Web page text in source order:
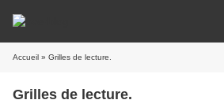
Accueil » Grilles de lecture.
Grilles de lecture.